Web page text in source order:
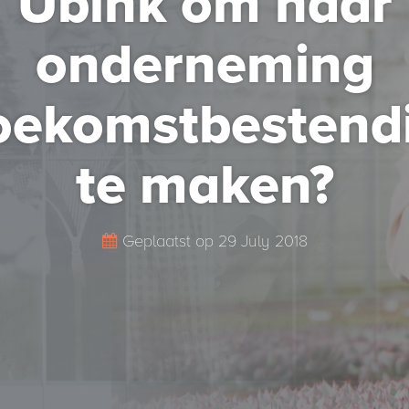
onderneming
te maken?
Geplaatst op 29 July 2018